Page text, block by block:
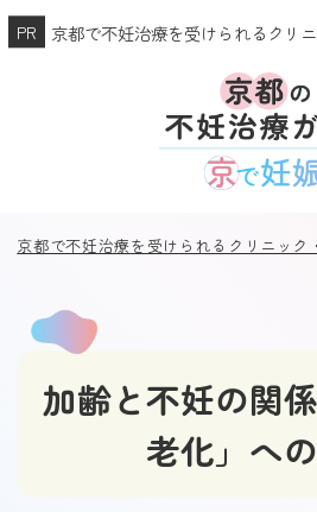
京都で不妊治療を受けられるクリ
京都で不妊治療を受けられるクリニック
加齢と不妊の関
老化」へ